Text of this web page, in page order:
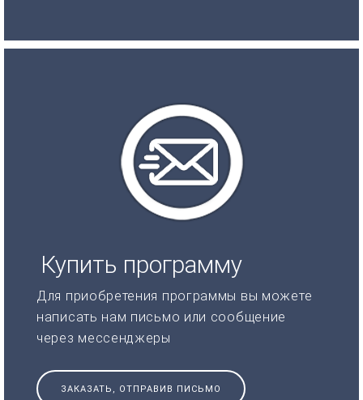
Купить программу
Для приобретения программы вы можете
написать нам письмо или сообщение
через мессенджеры
ЗАКАЗАТЬ, ОТПРАВИВ ПИСЬМО